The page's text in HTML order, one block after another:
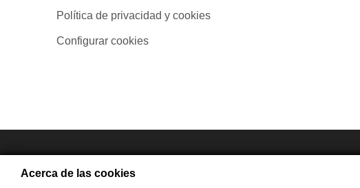
Política de privacidad y cookies
Configurar cookies
Acerca de las cookies